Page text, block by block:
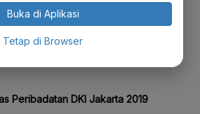
mau membantu inilah
sebagai bentuk
Indonesia
Buka di Aplikasi
Tetap di Browser